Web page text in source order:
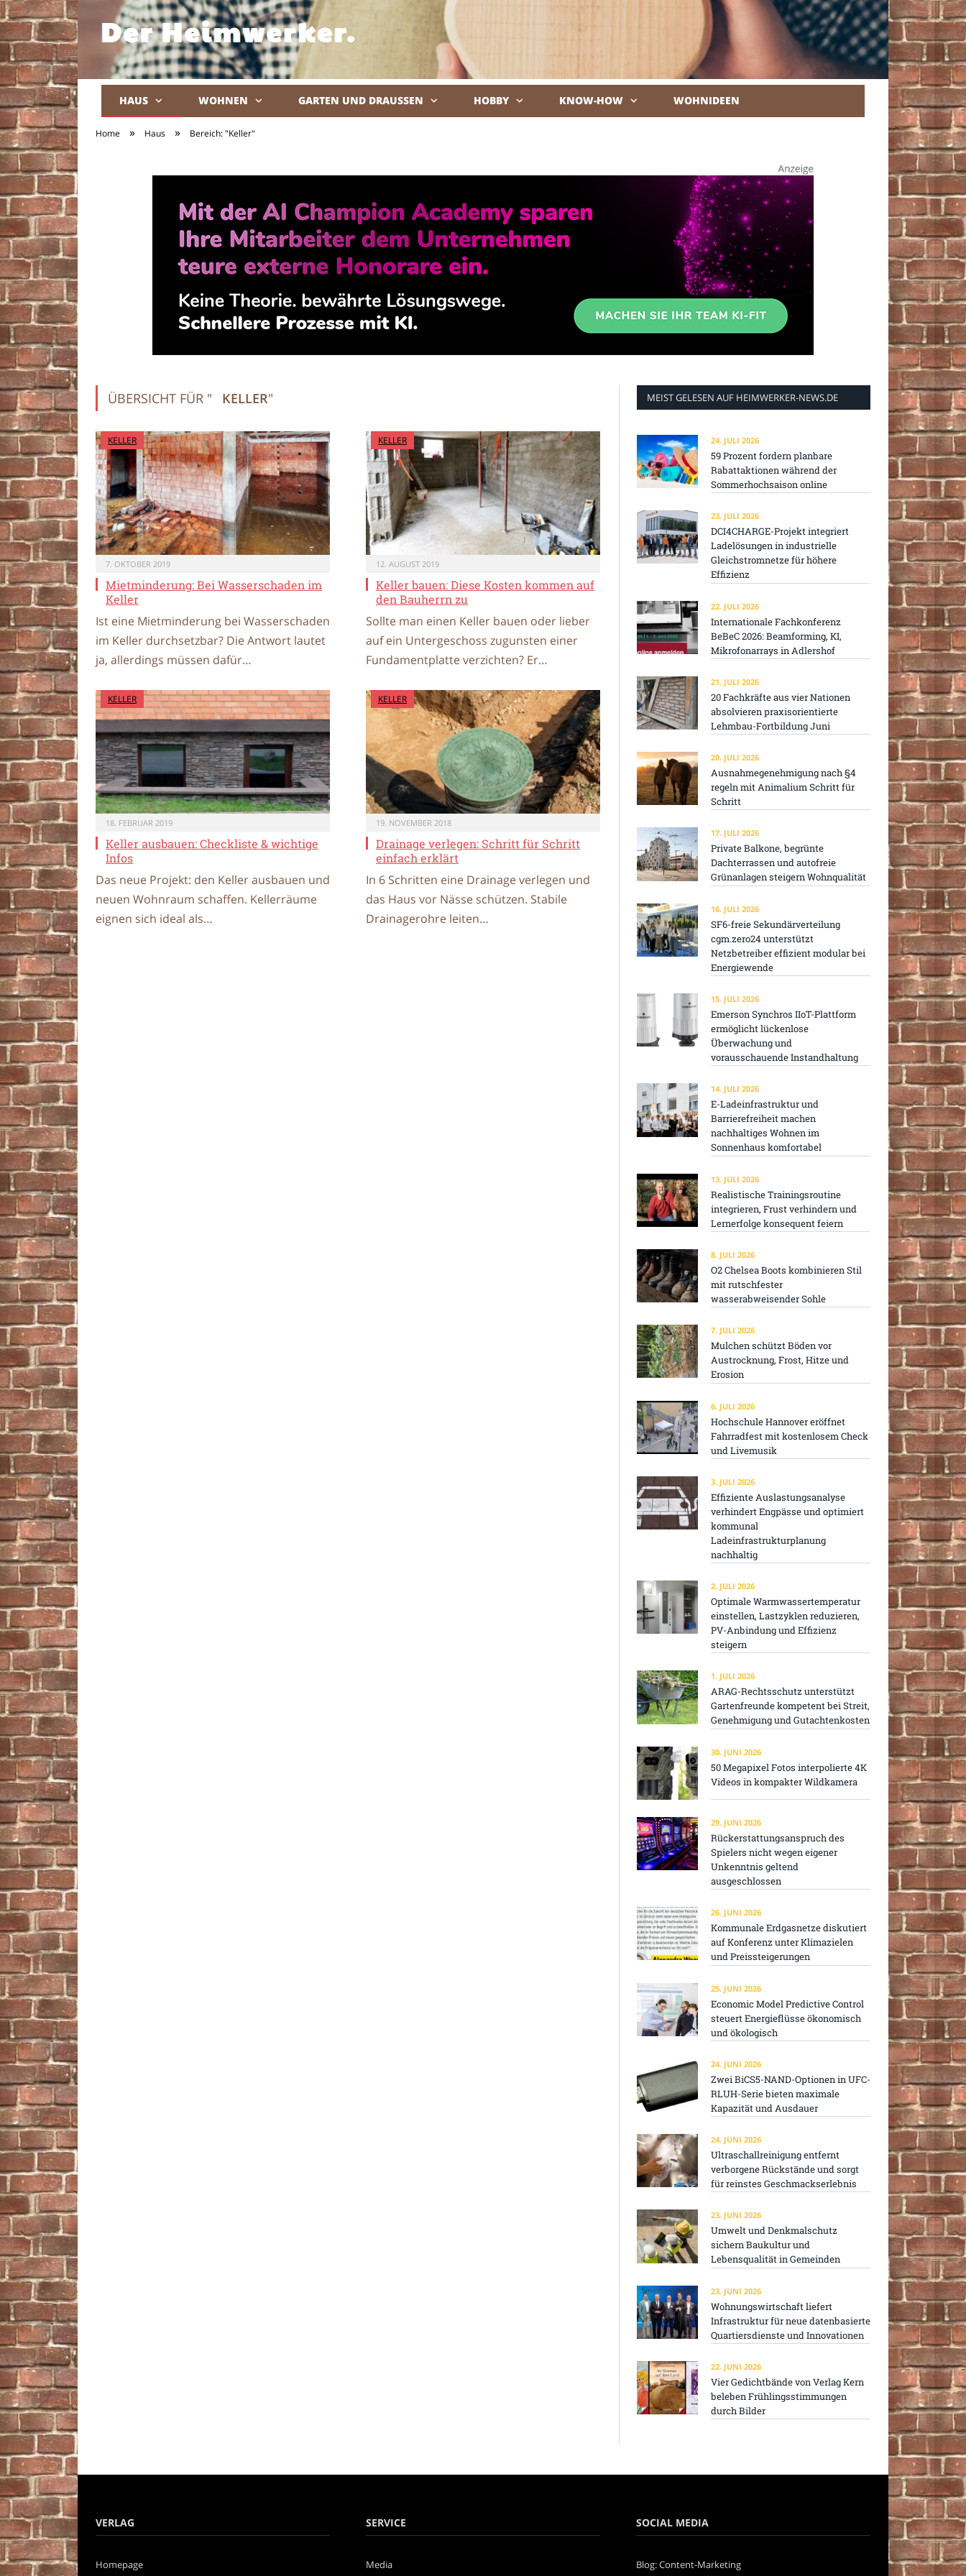
HAUS WOHNEN GARTEN UND DRAUSSEN HOBBY KNOW-HOW WOHNIDEEN
Home » Haus » Bereich: "Keller"
ÜBERSICHT FÜR " KELLER"
KELLER
7. OKTOBER 2019
Mietminderung: Bei Wasserschaden im
Keller
Ist eine Mietminderung bei Wasserschaden
im Keller durchsetzbar? Die Antwort lautet
ja, allerdings müssen dafür…
KELLER
12. AUGUST 2019
Keller bauen: Diese Kosten kommen auf
den Bauherrn zu
Sollte man einen Keller bauen oder lieber
auf ein Untergeschoss zugunsten einer
Fundamentplatte verzichten? Er…
KELLER
18. FEBRUAR 2019
Keller ausbauen: Checkliste & wichtige
Infos
Das neue Projekt: den Keller ausbauen und
neuen Wohnraum schaffen. Kellerräume
eignen sich ideal als…
KELLER
19. NOVEMBER 2018
Drainage verlegen: Schritt für Schritt
einfach erklärt
In 6 Schritten eine Drainage verlegen und
das Haus vor Nässe schützen. Stabile
Drainagerohre leiten…
MEIST GELESEN AUF HEIMWERKER-NEWS.DE
24. JULI 2026
59 Prozent fordern planbare
Rabattaktionen während der
Sommerhochsaison online
23. JULI 2026
DCI4CHARGE-Projekt integriert
Ladelösungen in industrielle
Gleichstromnetze für höhere
Effizienz
22. JULI 2026
Internationale Fachkonferenz
BeBeC 2026: Beamforming, KI,
Mikrofonarrays in Adlershof
21. JULI 2026
20 Fachkräfte aus vier Nationen
absolvieren praxisorientierte
Lehmbau-Fortbildung Juni
20. JULI 2026
Ausnahmegenehmigung nach §4
regeln mit Animalium Schritt für
Schritt
17. JULI 2026
Private Balkone, begrünte
Dachterrassen und autofreie
Grünanlagen steigern Wohnqualität
16. JULI 2026
SF6-freie Sekundärverteilung
cgm.zero24 unterstützt
Netzbetreiber effizient modular bei
Energiewende
15. JULI 2026
Emerson Synchros IIoT-Plattform
ermöglicht lückenlose
Überwachung und
vorausschauende Instandhaltung
14. JULI 2026
E-Ladeinfrastruktur und
Barrierefreiheit machen
nachhaltiges Wohnen im
Sonnenhaus komfortabel
13. JULI 2026
Realistische Trainingsroutine
integrieren, Frust verhindern und
Lernerfolge konsequent feiern
8. JULI 2026
O2 Chelsea Boots kombinieren Stil
mit rutschfester
wasserabweisender Sohle
7. JULI 2026
Mulchen schützt Böden vor
Austrocknung, Frost, Hitze und
Erosion
6. JULI 2026
Hochschule Hannover eröffnet
Fahrradfest mit kostenlosem Check
und Livemusik
3. JULI 2026
Effiziente Auslastungsanalyse
verhindert Engpässe und optimiert
kommunal
Ladeinfrastrukturplanung
nachhaltig
2. JULI 2026
Optimale Warmwassertemperatur
einstellen, Lastzyklen reduzieren,
PV-Anbindung und Effizienz
steigern
1. JULI 2026
ARAG-Rechtsschutz unterstützt
Gartenfreunde kompetent bei Streit,
Genehmigung und Gutachtenkosten
30. JUNI 2026
50 Megapixel Fotos interpolierte 4K
Videos in kompakter Wildkamera
29. JUNI 2026
Rückerstattungsanspruch des
Spielers nicht wegen eigener
Unkenntnis geltend
ausgeschlossen
26. JUNI 2026
Kommunale Erdgasnetze diskutiert
auf Konferenz unter Klimazielen
und Preissteigerungen
25. JUNI 2026
Economic Model Predictive Control
steuert Energieflüsse ökonomisch
und ökologisch
24. JUNI 2026
Zwei BiCS5-NAND-Optionen in UFC-
RLUH-Serie bieten maximale
Kapazität und Ausdauer
24. JUNI 2026
Ultraschallreinigung entfernt
verborgene Rückstände und sorgt
für reinstes Geschmackserlebnis
23. JUNI 2026
Umwelt und Denkmalschutz
sichern Baukultur und
Lebensqualität in Gemeinden
23. JUNI 2026
Wohnungswirtschaft liefert
Infrastruktur für neue datenbasierte
Quartiersdienste und Innovationen
22. JUNI 2026
Vier Gedichtbände von Verlag Kern
beleben Frühlingsstimmungen
durch Bilder
VERLAG
Homepage
SERVICE
Media
SOCIAL MEDIA
Blog: Content-Marketing